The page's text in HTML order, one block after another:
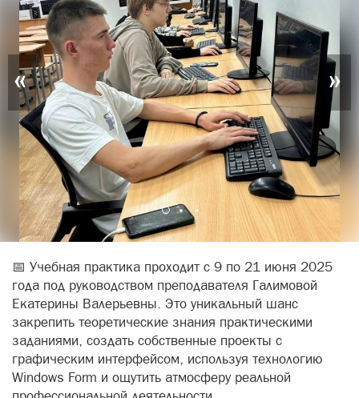
« »
📅 Учебная практика проходит с 9 по 21 июня 2025
года под руководством преподавателя Галимовой
Екатерины Валерьевны. Это уникальный шанс
закрепить теоретические знания практическими
заданиями, создать собственные проекты с
графическим интерфейсом, используя технологию
Windows Form и ощутить атмосферу реальной